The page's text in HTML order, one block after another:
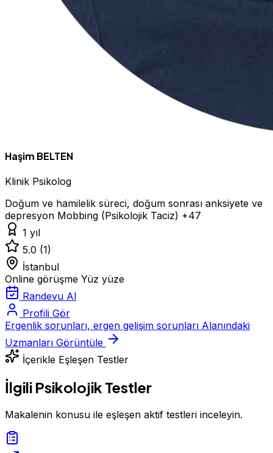
Haşim BELTEN
Klinik Psikolog
Doğum ve hamilelik süreci, doğum sonrası anksiyete ve
depresyon Mobbing (Psikolojik Taciz) +47
1 yıl
5.0 (1)
İstanbul
Online görüşme Yüz yüze
Randevu Al
Profili Gör
Ergenlik sorunları, ergen gelişim sorunları Alanındaki
Uzmanları Görüntüle
İçerikle Eşleşen Testler
İlgili Psikolojik Testler
Makalenin konusu ile eşleşen aktif testleri inceleyin.